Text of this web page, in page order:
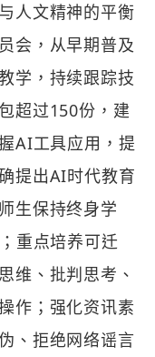
人文精神的平衡
会，从早期普及
学，持续跟踪技
超过150份，建
AI工具应用，提
提出AI时代教育
生保持终身学
重点培养可迁
维、批判思考、
作；强化资讯素
、拒绝网络谣言